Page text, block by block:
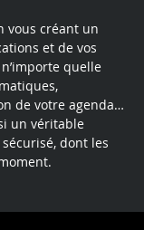
vous créant un
et de vos
quelle
de votre agenda…
un véritable
dont les